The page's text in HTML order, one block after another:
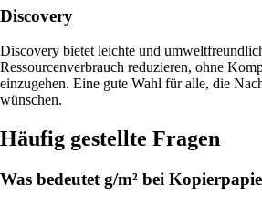
Discovery
Discovery bietet leichte und
Ressourcenverbrauch reduzieren, ohne
einzugehen. Eine gute Wahl für alle, die
wünschen.
Häufig gestellte Fragen
Was bedeutet g/m² bei